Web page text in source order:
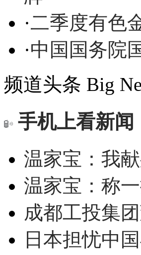
·二季度有色
·中国国务院
频道头条 Big
手机上看新闻
温家宝：我
温家宝：称
成都工投集
日本担忧中